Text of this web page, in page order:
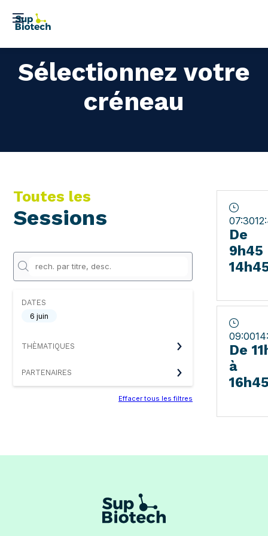
Sélectionnez votre
créneau
Toutes les
Sessions
DATES
6 juin
THÈMATIQUES
PARTENAIRES
Effacer tous les filtres
07:30
De
9h45
09:00
De
à